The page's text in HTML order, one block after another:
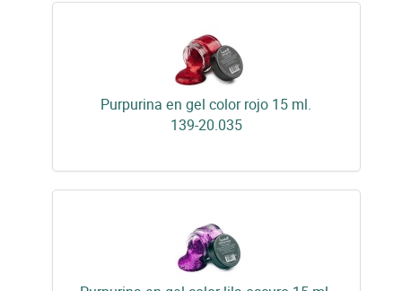
Purpurina en gel color rojo 15 ml.
139-20.035